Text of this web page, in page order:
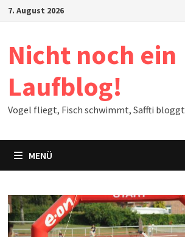
Zum7. August 2026
Nicht noch ein
Laufblog!
Vogel fliegt, Fisch schwimmt, Saffti bloggt
MENÜ